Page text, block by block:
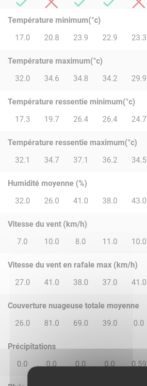
Température minimum(°c)
17.0
20.8 23.9 22.9 23.3
Température maximum(°c)
32.0
34.6 34.8 34.2 29.9
Température ressentie minimum(°c)
17.3
19.7 26.4 26.4 24.7
Température ressentie maximum(°c)
32.1
34.7 37.1 36.2 34.5
Humidité moyenne (%)
32.0
26.0 41.0 38.0 43.0
Vitesse du vent (km/h)
7.0
10.0 8.0 11.0 10.0
Vitesse du vent en rafale max (km/h)
27.0
41.0 38.0 37.0 41.0
Couverture nuageuse totale moyenne
26.0
81.0 69.0 39.0 0.0
Précipitations
0.0
0.0 0.0 0.0 0.59